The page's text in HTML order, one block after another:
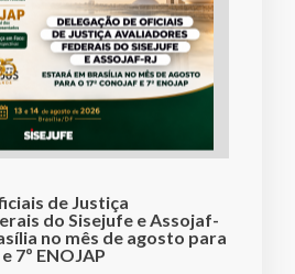
de Justiça
do Sisejufe e Assojaf-
no mês de agosto para
7º ENOJAP